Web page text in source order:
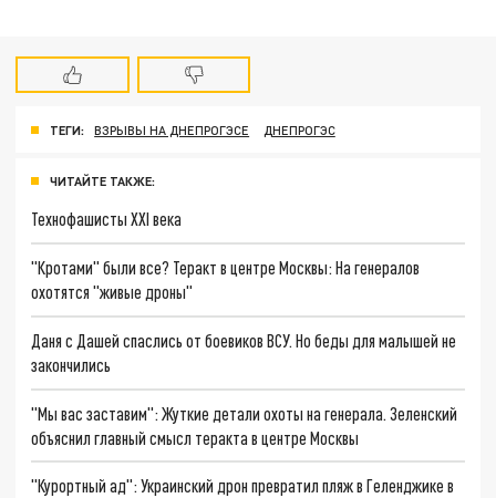
ТЕГИ: ВЗРЫВЫ НА ДНЕПРОГЭСЕ ДНЕПРОГЭС
ЧИТАЙТЕ ТАКЖЕ:
Технофашисты XXI века
"Кротами" были все? Теракт в центре Москвы: На генералов
охотятся "живые дроны"
Даня с Дашей спаслись от боевиков ВСУ. Но беды для малышей не
закончились
"Мы вас заставим": Жуткие детали охоты на генерала. Зеленский
объяснил главный смысл теракта в центре Москвы
"Курортный ад": Украинский дрон превратил пляж в Геленджике в